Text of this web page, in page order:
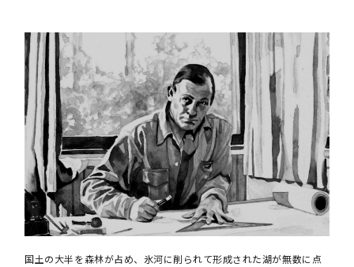
国土の大半を森林が占め、氷河に削られて形成された湖が無数に点